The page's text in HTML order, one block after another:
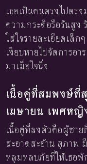
เธอเป็นคนตรงไปตร
ความกระตือรือร้นสูง
ใส่ใจรายละเอียดเล็ก
เงียบหายไปจัดการอ
มาเมื่อใจนิ่ง
เนื้อคู่ที่สมพงษ์ที่
เมษายน เพศหญิ
เนื้อคู่ที่ลงตัวคือผู้ชาย
สะอาดสะอ้าน สุภาพ
หลุมหลบภัยที่ให้เธอพั